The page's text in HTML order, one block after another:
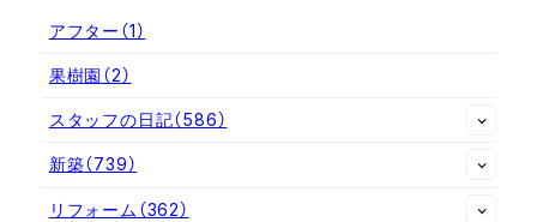
アフター （1）
果樹園 （2）
スタッフの日記（586）
新築（739）
リフォーム （362）